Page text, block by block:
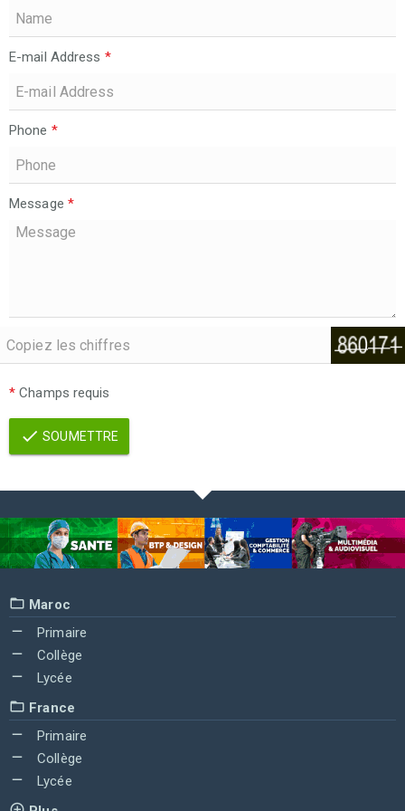
E-mail Address *
Phone *
Message *
* Champs requis
SOUMETTRE
Maroc
Primaire
Collège
Lycée
France
Primaire
Collège
Lycée